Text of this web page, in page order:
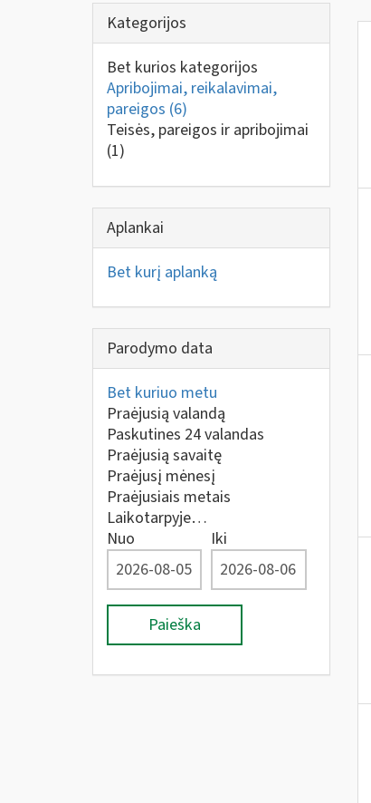
Kategorijos
Bet kurios kategorijos
Apribojimai, reikalavimai,
pareigos (6)
Teisės, pareigos ir apribojimai
(1)
Aplankai
Bet kurį aplanką
Parodymo data
Bet kuriuo metu
Praėjusią valandą
Paskutines 24 valandas
Praėjusią savaitę
Praėjusį mėnesį
Praėjusiais metais
Laikotarpyje…
Nuo
Iki
Paieška